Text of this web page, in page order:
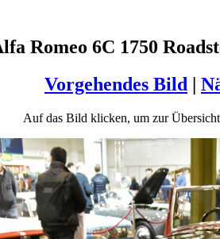
Romeo 6C 1750
Vorgehendes Bild |
Auf das Bild klicken, um zur